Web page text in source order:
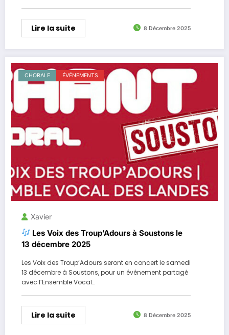
Lire la suite 8 Décembre 2025
CHORALE ÉVÉNEMENTS
Xavier
Les Voix des Troup’Adours à Soustons le
13 décembre 2025
Les Voix des Troup’Adours seront en concert le samedi
13 décembre à Soustons, pour un événement partagé
avec l’Ensemble Vocal…
Lire la suite 8 Décembre 2025